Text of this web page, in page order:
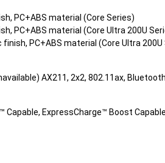
PC+ABS material (Core Series)
PC+ABS material (Core Ultra 200U
PC+ABS material (Core Ultra 200U
AX211, 2x2, 802.11ax,
Capable, ExpressCharge™ Boost Capable